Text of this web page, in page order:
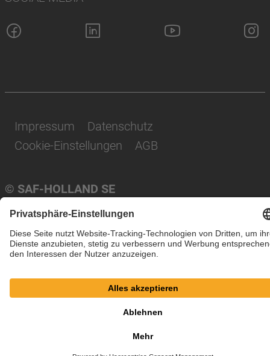
© SAF-HOLLAND SE
Impressum
Datenschutz
Cookie-Einstellungen
AGB